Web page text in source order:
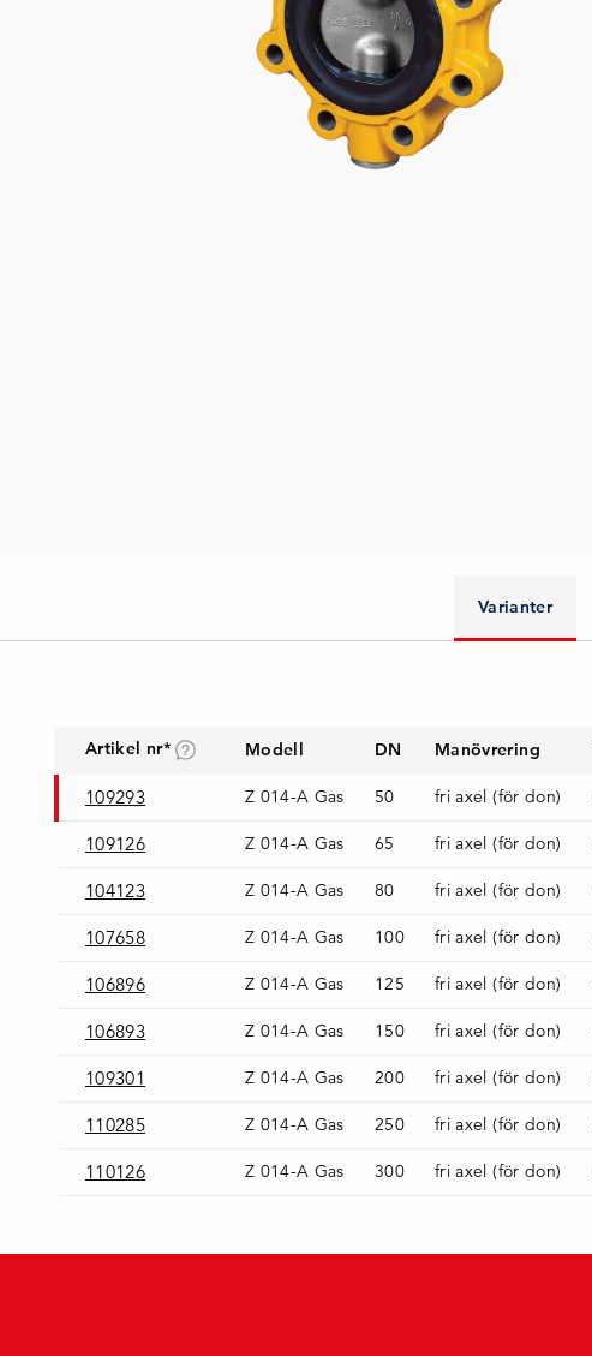
Varianter
Artikel nr* Modell DN Manövrering
109293 Z 014-A Gas 50 fri axel (för don)
109126 Z 014-A Gas 65 fri axel (för don)
104123 Z 014-A Gas 80 fri axel (för don)
107658 Z 014-A Gas 100 fri axel (för don)
106896 Z 014-A Gas 125 fri axel (för don)
106893 Z 014-A Gas 150 fri axel (för don)
109301 Z 014-A Gas 200 fri axel (för don)
110285 Z 014-A Gas 250 fri axel (för don)
110126 Z 014-A Gas 300 fri axel (för don)